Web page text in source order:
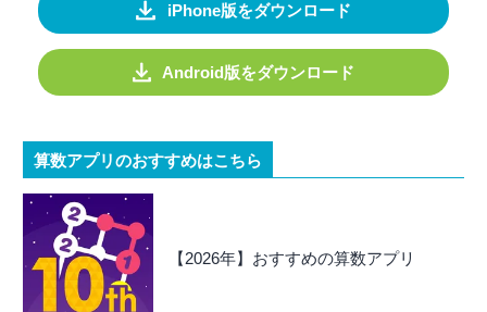
iPhone版をダウンロード
Android版をダウンロード
算数アプリのおすすめはこちら
【2026年】おすすめの算数アプリ